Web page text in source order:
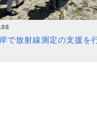
で放射線測定の支援を